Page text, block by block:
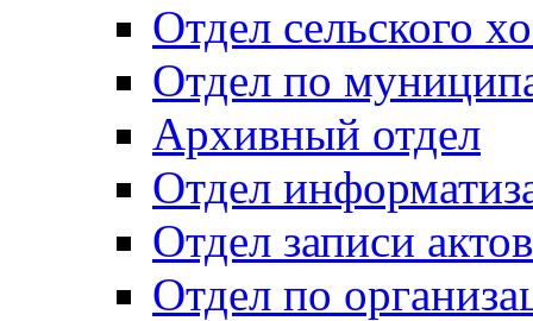
Отдел сельского
Отдел по
Архивный отдел
Отдел
Отдел записи
Отдел по